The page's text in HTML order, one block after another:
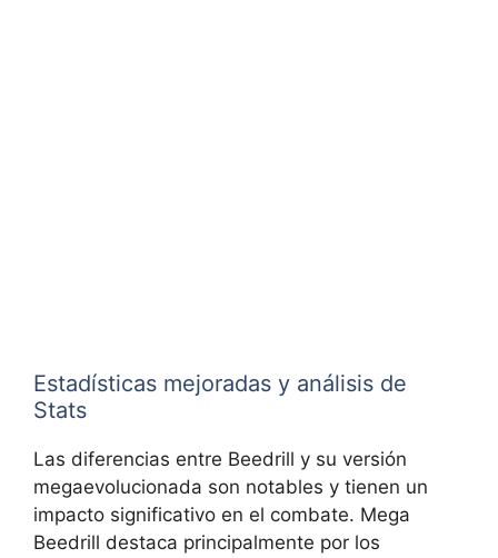
Estadísticas mejoradas y análisis de
Stats
Las diferencias entre Beedrill y su versión
megaevolucionada son notables y tienen un
impacto significativo en el combate. Mega
Beedrill destaca principalmente por los